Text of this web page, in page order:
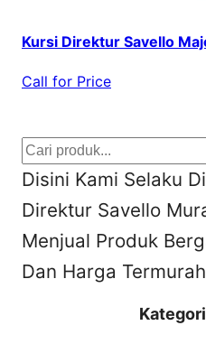
Kursi Direktur Savello
Call for Price
S
e
a
r
c
Disini Kami Selaku
Direktur Savello
Menjual Produk
Dan Harga